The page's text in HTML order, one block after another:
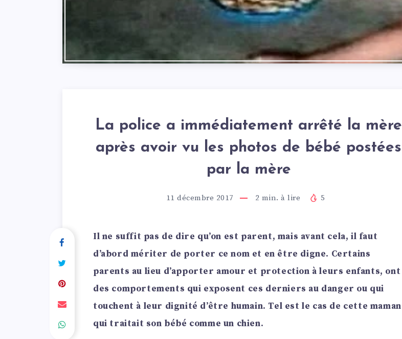
La police a immédiatement arrêté la mère
après avoir vu les photos de bébé postées
par la mère
11 décembre 2017 2 min. à lire 5
Il ne suffit pas de dire qu’on est parent, mais avant cela, il faut
d’abord mériter de porter ce nom et en être digne. Certains
parents au lieu d’apporter amour et protection à leurs enfants, ont
des comportements qui exposent ces derniers au danger ou qui
touchent à leur dignité d’être humain. Tel est le cas de cette maman
qui traitait son bébé comme un chien.